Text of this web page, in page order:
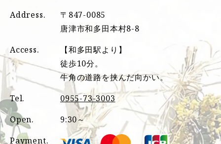
Address.
〒847-0085
唐津市和多田本村8-8
Access.
【和多田駅より】
徒歩10分。
牛角の道路を挟んだ向かい。
Tel.
0955-73-3003
Open.
9:30～
Payment.